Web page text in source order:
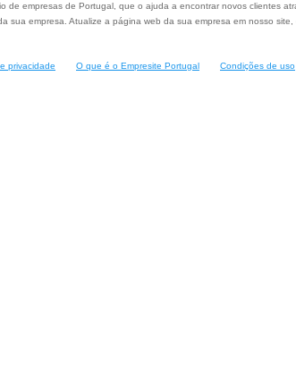
de empresas de Portugal, que o ajuda a encontrar novos clientes
sua empresa. Atualize a página web da sua empresa em nosso
privacidade O que é o Empresite Portugal Condições de uso